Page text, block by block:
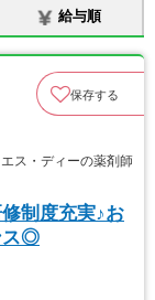
給与順
保存する
ス・ディーの薬剤師
制度充実♪お
ス◎